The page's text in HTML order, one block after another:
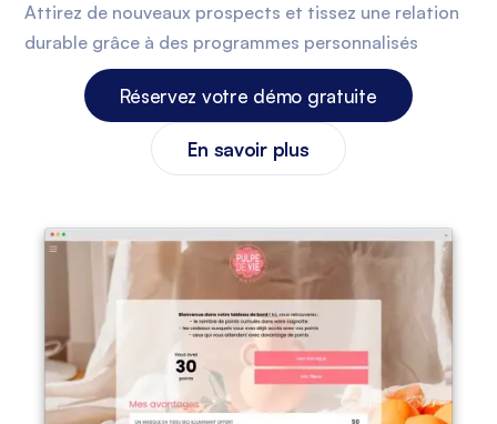
Attirez de nouveaux prospects et tissez une relation
durable grâce à des programmes personnalisés
Réservez votre démo gratuite
En savoir plus